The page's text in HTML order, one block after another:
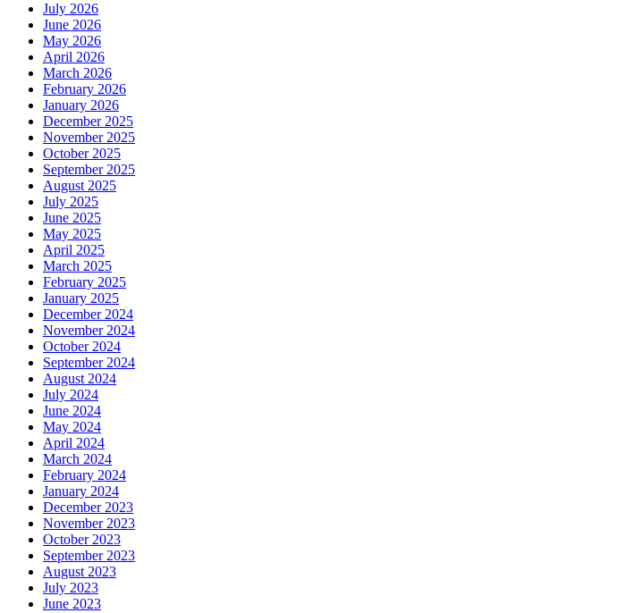
July 2026
June 2026
May 2026
April 2026
March 2026
February 2026
January 2026
December 2025
November 2025
October 2025
September 2025
August 2025
July 2025
June 2025
May 2025
April 2025
March 2025
February 2025
January 2025
December 2024
November 2024
October 2024
September 2024
August 2024
July 2024
June 2024
May 2024
April 2024
March 2024
February 2024
January 2024
December 2023
November 2023
October 2023
September 2023
August 2023
July 2023
June 2023